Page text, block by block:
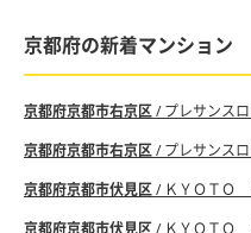
京都府の新着マンション
京都府京都市右京区/ プレサンス
京都府京都市右京区/ プレサンス
京都府京都市伏見区/ ＫＹＯＴＯ
京都府京都市伏見区/ ＫＹＯＴＯ